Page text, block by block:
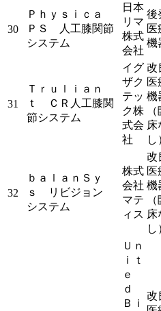
30
Ｐｈｙｓｉｃａ
ＰＳ 人工膝関節
システム
日本
リマ
株式
会社
後
医
機
31
Ｔｒｕｌｉａｎ
ｔ ＣＲ人工膝関
節システム
イグ
ザク
テッ
ク株
式会
社
改
医
機
床
し
32
ｂａｌａｎＳｙ
ｓ リビジョン
システム
株式
会社
マテ
ィス
改
医
機
床
し
Ｕｎ
ｉｔ
ｅ
ｄ
Ｂｉ
改